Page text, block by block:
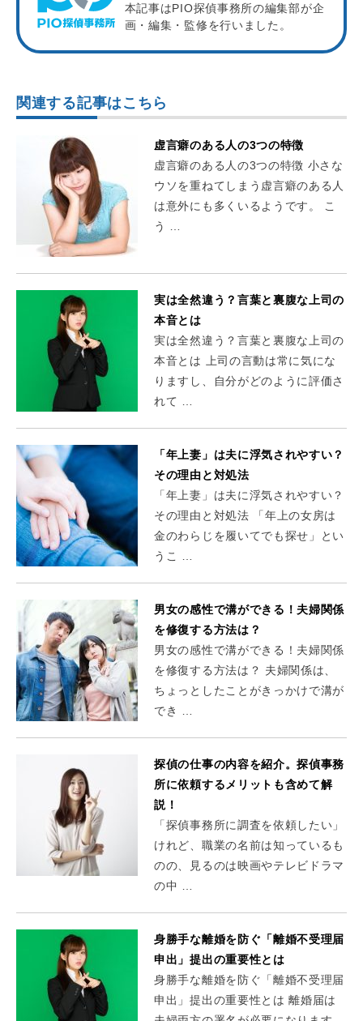
本記事はPIO探偵事務所の編集部が企
画・編集・監修を行いました。
関連する記事はこちら
虚言癖のある人の3つの特徴
虚言癖のある人の3つの特徴 小さな
ウソを重ねてしまう虚言癖のある人
は意外にも多くいるようです。 こ
う …
実は全然違う？言葉と裏腹な上司の
本音とは
実は全然違う？言葉と裏腹な上司の
本音とは 上司の言動は常に気にな
りますし、自分がどのように評価さ
れて …
「年上妻」は夫に浮気されやすい？
その理由と対処法
「年上妻」は夫に浮気されやすい？
その理由と対処法 「年上の女房は
金のわらじを履いてでも探せ」とい
うこ …
男女の感性で溝ができる！夫婦関係
を修復する方法は？
男女の感性で溝ができる！夫婦関係
を修復する方法は？ 夫婦関係は、
ちょっとしたことがきっかけで溝が
でき …
探偵の仕事の内容を紹介。探偵事務
所に依頼するメリットも含めて解
説！
「探偵事務所に調査を依頼したい」
けれど、職業の名前は知っているも
のの、見るのは映画やテレビドラマ
の中 …
身勝手な離婚を防ぐ「離婚不受理届
申出」提出の重要性とは
身勝手な離婚を防ぐ「離婚不受理届
申出」提出の重要性とは 離婚届は